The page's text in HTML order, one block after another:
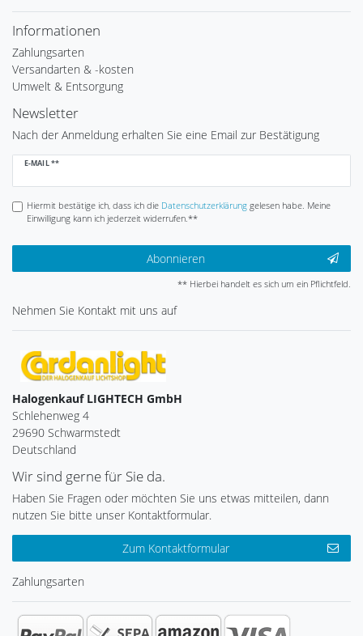
Informationen
Zahlungsarten
Versandarten & -kosten
Umwelt & Entsorgung
Newsletter
Nach der Anmeldung erhalten Sie eine Email zur Bestätigung
E-MAIL **
Newsletter
Hiermit bestätige ich, dass ich die Daten­schutz­erklärunggelesen habe. Meine
Einwilligung kann ich jederzeit widerrufen.**
Abonnieren
** Hierbei handelt es sich um ein Pflichtfeld.
Nehmen Sie Kontakt mit uns auf
Halogenkauf LIGHTECH GmbH
Schlehenweg 4
29690 Schwarmstedt
Deutschland
Wir sind gerne für Sie da.
Haben Sie Fragen oder möchten Sie uns etwas mitteilen, dann
nutzen Sie bitte unser Kontaktformular.
Zum Kontaktformular
Zahlungsarten